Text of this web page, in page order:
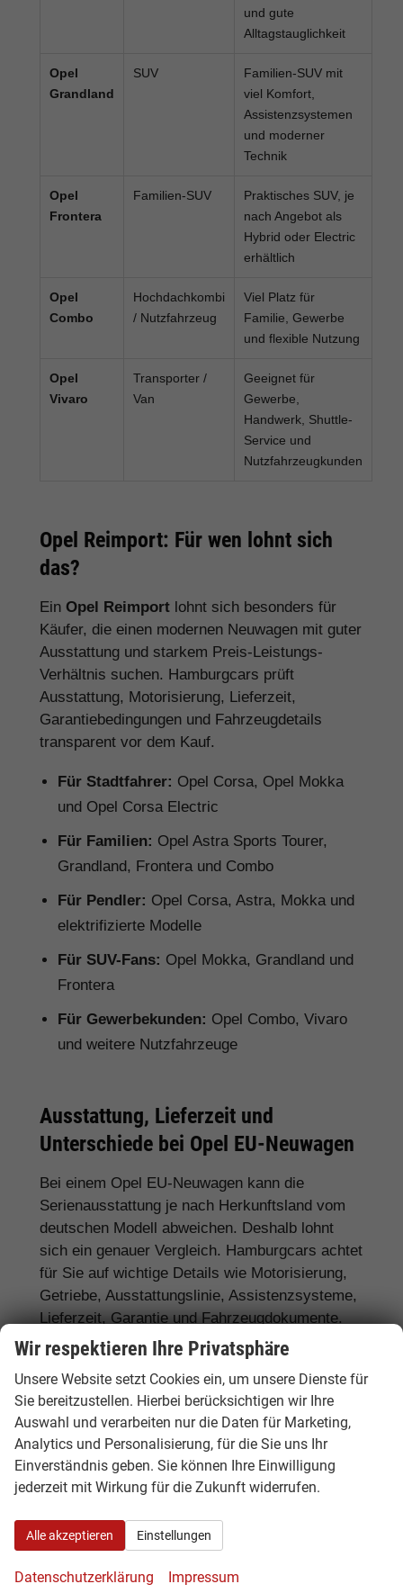
und gute
Alltagstauglichkeit
Opel
Grandland
SUV
Familien-SUV mit
viel Komfort,
Assistenzsystemen
und moderner
Technik
Opel
Frontera
Familien-SUV
Praktisches SUV, je
nach Angebot als
Hybrid oder Electric
erhältlich
Opel
Combo
Hochdachkombi
/ Nutzfahrzeug
Viel Platz für
Familie, Gewerbe
und flexible Nutzung
Opel
Vivaro
Transporter /
Van
Geeignet für
Gewerbe,
Handwerk, Shuttle-
Service und
Nutzfahrzeugkunden
Opel Reimport: Für wen lohnt sich
das?
Ein Opel Reimport lohnt sich besonders für
Käufer, die einen modernen Neuwagen mit guter
Ausstattung und starkem Preis-Leistungs-
Verhältnis suchen. Hamburgcars prüft
Ausstattung, Motorisierung, Lieferzeit,
Garantiebedingungen und Fahrzeugdetails
transparent vor dem Kauf.
Für Stadtfahrer: Opel Corsa, Opel Mokka
und Opel Corsa Electric
Für Familien: Opel Astra Sports Tourer,
Grandland, Frontera und Combo
Für Pendler: Opel Corsa, Astra, Mokka und
elektrifizierte Modelle
Für SUV-Fans: Opel Mokka, Grandland und
Frontera
Für Gewerbekunden: Opel Combo, Vivaro
und weitere Nutzfahrzeuge
Ausstattung, Lieferzeit und
Unterschiede bei Opel EU-Neuwagen
Bei einem Opel EU-Neuwagen kann die
Serienausstattung je nach Herkunftsland vom
deutschen Modell abweichen. Deshalb lohnt
sich ein genauer Vergleich. Hamburgcars achtet
für Sie auf wichtige Details wie Motorisierung,
Getriebe, Ausstattungslinie, Assistenzsysteme,
Lieferzeit, Garantie und Fahrzeugdokumente.
Häufig gefragte Ausstattungen sindLED-
Scheinwerfer, Matrix-LED,
Automatikgetriebe, Rückfahrkamera,
Navigationssystem, Sitzheizung,
Klimaautomatik, digitales Cockpit, Apple
CarPlay, Android Auto, Abstandstempomat,
Anhängerkupplungund moderne
Tipp:Vergleichen Sie bei Opel EU-
Wir respektieren Ihre Privatsphäre
Unsere Website setzt Cookies ein, um unsere Dienste für
Sie bereitzustellen. Hierbei berücksichtigen wir Ihre
Auswahl und verarbeiten nur die Daten für Marketing,
Analytics und Personalisierung, für die Sie uns Ihr
Einverständnis geben. Sie können Ihre Einwilligung
jederzeit mit Wirkung für die Zukunft widerrufen.
Alle akzeptieren Einstellungen
Datenschutzerklärung Impressum